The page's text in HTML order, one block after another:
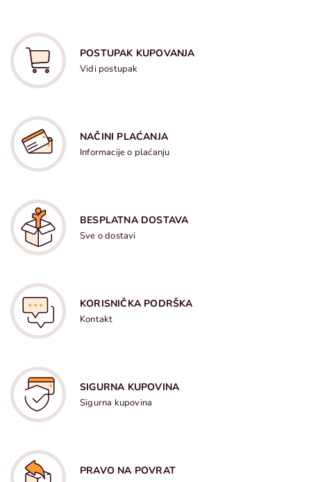
POSTUPAK KUPOVANJA
Vidi postupak
NAČINI PLAĆANJA
Informacije o plaćanju
BESPLATNA DOSTAVA
Sve o dostavi
KORISNIČKA PODRŠKA
Kontakt
SIGURNA KUPOVINA
Sigurna kupovina
PRAVO NA POVRAT